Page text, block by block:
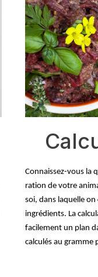
Connaissez-vous la
ration de votre
soi, dans laquelle
ingrédients. La
facilement un plan
calculés au gramme